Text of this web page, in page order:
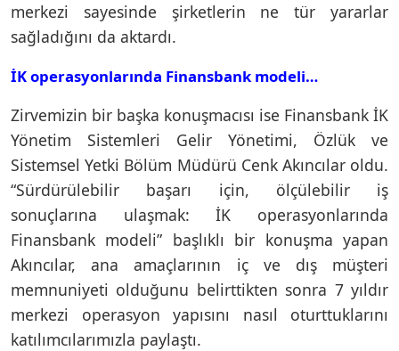
merkezi sayesinde şirketlerin ne tür yararlar
sağladığını da aktardı.
İK operasyonlarında Finansbank modeli…
Zirvemizin bir başka konuşmacısı ise Finansbank İK
Yönetim Sistemleri Gelir Yönetimi, Özlük ve
Sistemsel Yetki Bölüm Müdürü Cenk Akıncılar oldu.
“Sürdürülebilir başarı için, ölçülebilir iş
sonuçlarına ulaşmak: İK operasyonlarında
Finansbank modeli” başlıklı bir konuşma yapan
Akıncılar, ana amaçlarının iç ve dış müşteri
memnuniyeti olduğunu belirttikten sonra 7 yıldır
merkezi operasyon yapısını nasıl oturttuklarını
katılımcılarımızla paylaştı.